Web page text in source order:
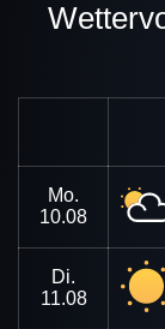
Wettervorhersage Gechingen 30
Mo.
10.08
Di.
11.08